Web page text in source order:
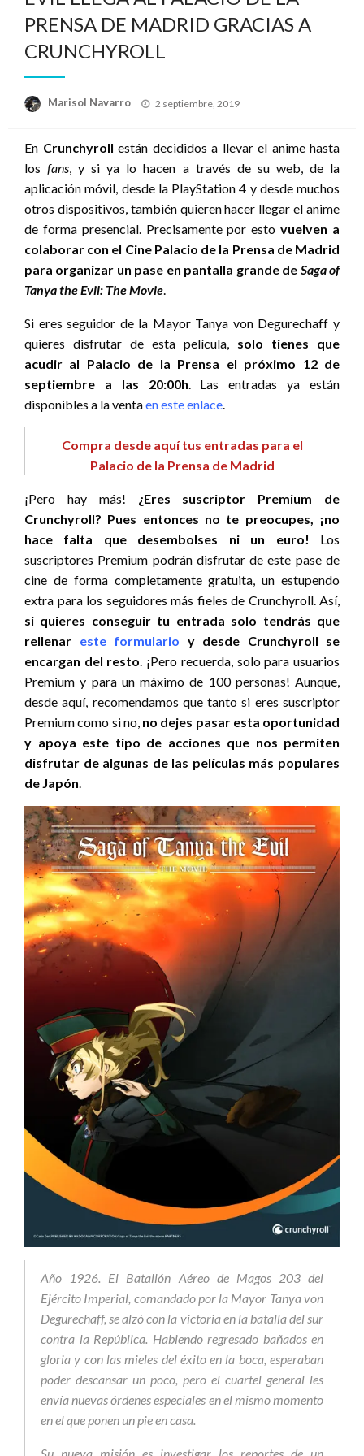
PRENSA DE MADRID GRACIAS A
CRUNCHYROLL
Marisol Navarro
Publicado
2 septiembre, 2019
En Crunchyroll están decididos a llevar el anime hasta
losfans, y si ya lo hacen a través de su web, de la
aplicación móvil, desde la PlayStation 4 y desde muchos
otros dispositivos, también quieren hacer llegar el anime
de forma presencial. Precisamente por estovuelven a
colaborar con el Cine Palacio de la Prensa de Madrid
para organizar un pase en pantalla grande de Saga of
Tanya the Evil: The Movie.
Si eres seguidor de la Mayor Tanya von Degurechaff y
quieres disfrutar de esta película, solo tienes que
acudir al Palacio de la Prensa el próximo 12 de
septiembre a las 20:00h. Las entradas ya están
disponibles a la ventaen este enlace.
Compra desde aquí tus entradas para el
Palacio de la Prensa de Madrid
¡Pero hay más! ¿Eres suscriptor Premium de
Crunchyroll? Pues entonces no te preocupes, ¡no
hace falta que desembolses ni un euro! Los
suscriptores Premium podrán disfrutar de este pase de
cine de forma completamente gratuita, un estupendo
extra para los seguidores más fieles de Crunchyroll. Así,
si quieres conseguir tu entrada solo tendrás que
rellenar este formulario y desde Crunchyroll se
encargan del resto. ¡Pero recuerda, solo para usuarios
Premium y para un máximo de 100 personas! Aunque,
desde aquí, recomendamos que tanto si eres suscriptor
Premium como si no, no dejes pasar esta oportunidad
y apoya este tipo de acciones que nos permiten
disfrutar de algunas de las películas más populares
de Japón.
Año 1926. El Batallón Aéreo de Magos 203 del
Ejército Imperial, comandado por la Mayor Tanya von
Degurechaff, se alzó con la victoria en la batalla del sur
contra la República. Habiendo regresado bañados en
gloria y con las mieles del éxito en la boca, esperaban
poder descansar un poco, pero el cuartel general les
envía nuevas órdenes especiales en el mismo momento
en el que ponen un pie en casa.